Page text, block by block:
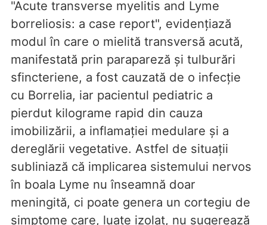
"Acute transverse myelitis and Lyme
borreliosis: a case report", evidențiază
modul în care o mielită transversă acută,
manifestată prin parapareză și tulburări
sfincteriene, a fost cauzată de o infecție
cu Borrelia, iar pacientul pediatric a
pierdut kilograme rapid din cauza
imobilizării, a inflamației medulare și a
dereglării vegetative. Astfel de situații
subliniază că implicarea sistemului nervos
în boala Lyme nu înseamnă doar
meningită, ci poate genera un cortegiu de
simptome care, luate izolat, nu sugerează